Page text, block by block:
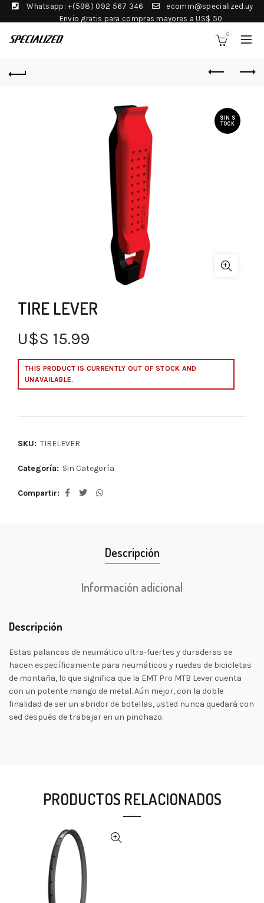
Whatsapp: +(598) 092 567 346
ecomm@specialized.uy
Envio gratis para compras mayores a US$ 50
0
SIN S
TOCK
TIRE LEVER
U$S 15.99
THIS PRODUCT IS CURRENTLY OUT OF STOCK AND
UNAVAILABLE.
SKU: TIRELEVER
Categoría: Sin Categoría
Compartir
Descripción
Información adicional
Descripción
Estas palancas de neumático ultra-fuertes y duraderas se
hacen específicamente para neumáticos y ruedas de bicicletas
de montaña, lo que significa que la EMT Pro MTB Lever cuenta
con un potente mango de metal. Aún mejor, con la doble
finalidad de ser un abridor de botellas, usted nunca quedará con
sed después de trabajar en un pinchazo.
PRODUCTOS RELACIONADOS